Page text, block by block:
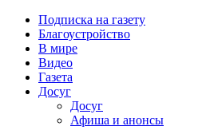
Подписка на газету
Благоустройство
В мире
Видео
Газета
Досуг
Досуг
Афиша и анонсы